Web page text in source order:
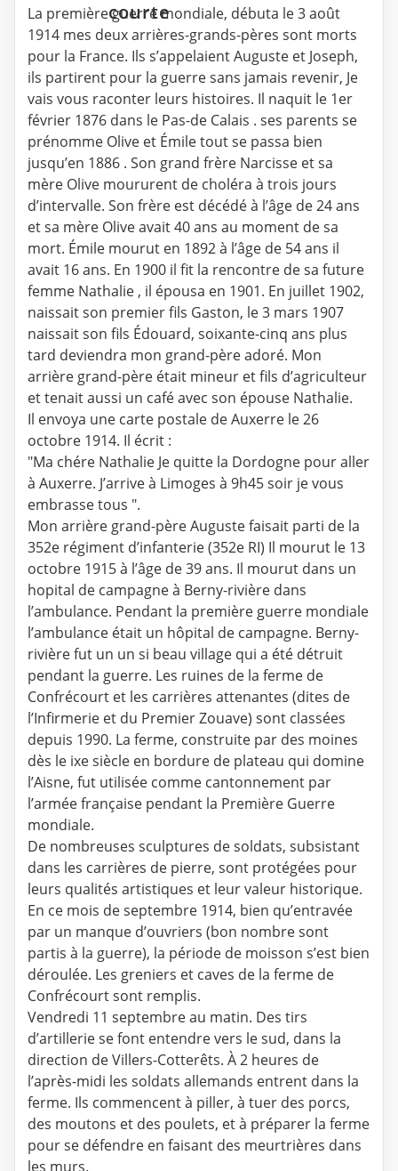
courte
La première guerre mondiale, débuta le 3 août
1914 mes deux arrières-grands-pères sont morts
pour la France. Ils s’appelaient Auguste et Joseph,
ils partirent pour la guerre sans jamais revenir, Je
vais vous raconter leurs histoires. Il naquit le 1er
février 1876 dans le Pas-de Calais . ses parents se
prénomme Olive et Émile tout se passa bien
jusqu’en 1886 . Son grand frère Narcisse et sa
mère Olive moururent de choléra à trois jours
d’intervalle. Son frère est décédé à l’âge de 24 ans
et sa mère Olive avait 40 ans au moment de sa
mort. Émile mourut en 1892 à l’âge de 54 ans il
avait 16 ans. En 1900 il fit la rencontre de sa future
femme Nathalie , il épousa en 1901. En juillet 1902,
naissait son premier fils Gaston, le 3 mars 1907
naissait son fils Édouard, soixante-cinq ans plus
tard deviendra mon grand-père adoré. Mon
arrière grand-père était mineur et fils d’agriculteur
et tenait aussi un café avec son épouse Nathalie.
Il envoya une carte postale de Auxerre le 26
octobre 1914. Il écrit :
"Ma chére Nathalie Je quitte la Dordogne pour aller
à Auxerre. J’arrive à Limoges à 9h45 soir je vous
embrasse tous ".
Mon arrière grand-père Auguste faisait parti de la
352e régiment d’infanterie (352e RI) Il mourut le 13
octobre 1915 à l’âge de 39 ans. Il mourut dans un
hopital de campagne à Berny-rivière dans
l’ambulance. Pendant la première guerre mondiale
l’ambulance était un hôpital de campagne. Berny-
rivière fut un un si beau village qui a été détruit
pendant la guerre. Les ruines de la ferme de
Confrécourt et les carrières attenantes (dites de
l’Infirmerie et du Premier Zouave) sont classées
depuis 1990. La ferme, construite par des moines
dès le ixe siècle en bordure de plateau qui domine
l’Aisne, fut utilisée comme cantonnement par
l’armée française pendant la Première Guerre
mondiale.
De nombreuses sculptures de soldats, subsistant
dans les carrières de pierre, sont protégées pour
leurs qualités artistiques et leur valeur historique.
En ce mois de septembre 1914, bien qu’entravée
par un manque d’ouvriers (bon nombre sont
partis à la guerre), la période de moisson s’est bien
déroulée. Les greniers et caves de la ferme de
Confrécourt sont remplis.
Vendredi 11 septembre au matin. Des tirs
d’artillerie se font entendre vers le sud, dans la
direction de Villers-Cotterêts. À 2 heures de
l’après-midi les soldats allemands entrent dans la
ferme. Ils commencent à piller, à tuer des porcs,
des moutons et des poulets, et à préparer la ferme
pour se défendre en faisant des meurtrières dans
les murs.